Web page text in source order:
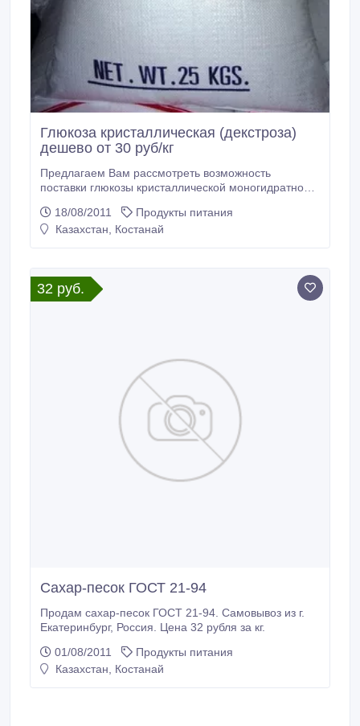
Глюкоза кристаллическая (декстроза)
дешево от 30 руб/кг
Предлагаем Вам рассмотреть возможность
поставки глюкозы кристаллической моногидратной
полипропиленовый мешок, вес продукта 25кг. Цена
на складе в Челябинске от 30рублей за килограмм.
18/08/2011
Продукты питания
Казахстан, Костанай
32 руб.
Сахар-песок ГОСТ 21-94
Продам сахар-песок ГОСТ 21-94. Самовывоз из г.
Екатеринбург, Россия. Цена 32 рубля за кг.
01/08/2011
Продукты питания
Казахстан, Костанай